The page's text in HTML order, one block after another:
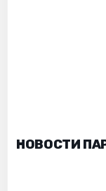
НОВОСТИ